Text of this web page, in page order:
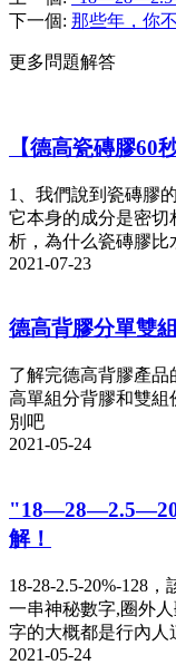
下一個: 那些年，你
更多問題解答
【德高瓷磚膠60
1、我們說到瓷磚膠
它本身的成分是密切
析，為什么瓷磚膠比
2021-07-23
德高背膠分單雙
了解完德高背膠產
高單組分背膠和雙組
別吧
2021-05-24
解！
18-28-2.5-20%-128
一串神秘數字,圈外
字的大概都是行內人
2021-05-24